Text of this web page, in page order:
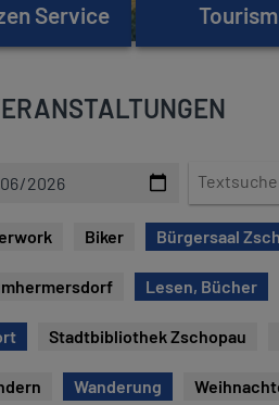
Service
x
t
s
u
h
Biker Bürgersaal
Lesen, Bücher
Stadtbibliothek Zschopau
Wanderung